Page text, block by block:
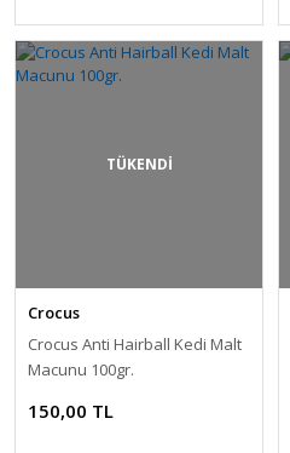
TÜKENDİ
Crocus
Crocus Anti Hairball Kedi Malt
Macunu 100gr.
150,00 TL